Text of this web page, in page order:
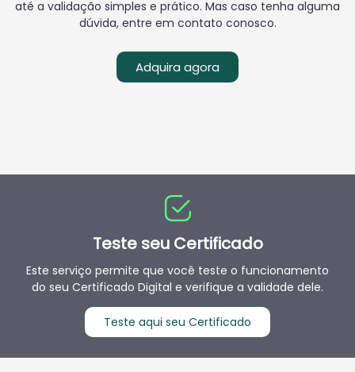
até a validação simples e prático. Mas caso tenha alguma
dúvida, entre em contato conosco.
Adquira agora
Teste seu Certificado
Este serviço permite que você teste o funcionamento
do seu Certificado Digital e verifique a validade dele.
Teste aqui seu Certificado